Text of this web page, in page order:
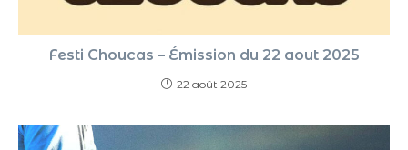
Festi Choucas – Émission du 22 aout 2025
22 août 2025